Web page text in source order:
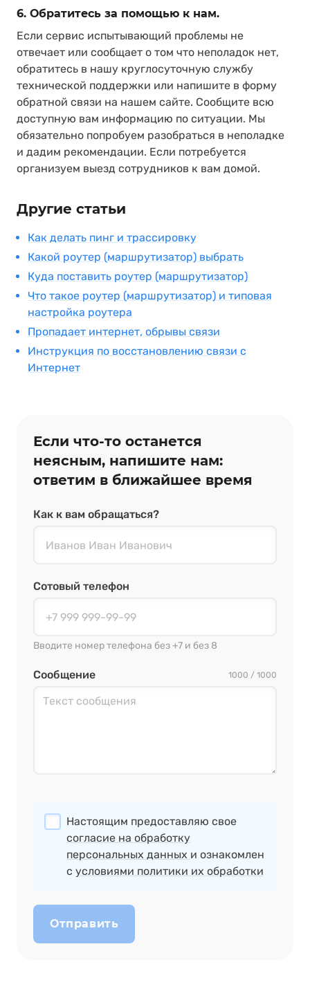
6. Обратитесь за помощью к нам.
Если сервис испытывающий проблемы не
отвечает или сообщает о том что неполадок нет,
обратитесь в нашу круглосуточную службу
технической поддержки или напишите в форму
обратной связи на нашем сайте. Сообщите всю
доступную вам информацию по ситуации. Мы
обязательно попробуем разобраться в неполадке
и дадим рекомендации. Если потребуется
организуем выезд сотрудников к вам домой.
Другие статьи
Как делать пинг и трассировку
Какой роутер (маршрутизатор) выбрать
Куда поставить роутер (маршрутизатор)
Что такое роутер (маршрутизатор) и типовая
настройка роутера
Пропадает интернет, обрывы связи
Инструкция по восстановлению связи с
Интернет
Если что‑то останется
неясным, напишите нам:
ответим в ближайшее время
Как к вам обращаться?
Сотовый телефон
Вводите номер телефона без +7 и без 8
Сообщение 1000 / 1000
Настоящим предоставляю свое
согласие на обработку
персональных данных и ознакомлен
с условиями политики их обработки
Отправить